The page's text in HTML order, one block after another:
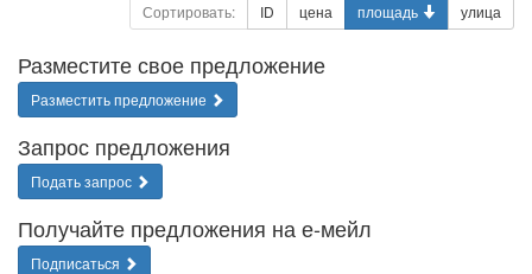
Сортировать: ID цена площадь улица
Разместите свое предложение
Разместить предложение
Запрос предложения
Подать запрос
Получайте предложения на е-мейл
Подписаться